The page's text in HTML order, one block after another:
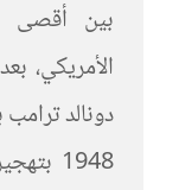
بين أقصى
الأمريكي،
دونالد
1948